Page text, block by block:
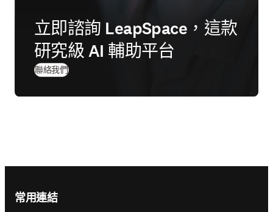
立即諮詢 LeapSpace，這款
研究級 AI 輔助平台
聯絡我們
常用連結